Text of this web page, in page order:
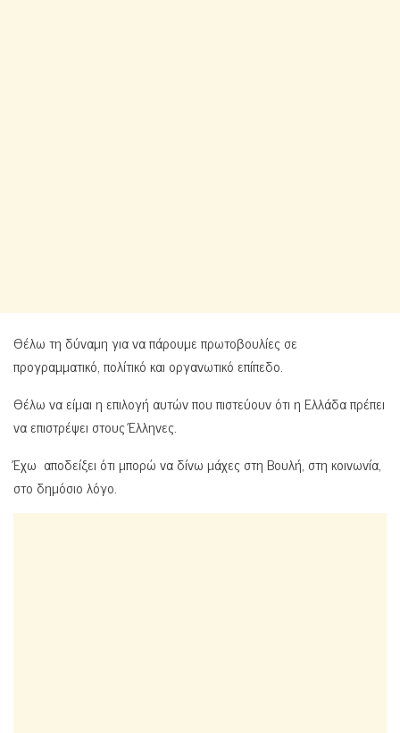
Θέλω τη δύναμη για να πάρουμε πρωτοβουλίες σε
προγραμματικό, πολίτικό και οργανωτικό επίπεδο.
Θέλω να είμαι η επιλογή αυτών που πιστεύουν ότι η Ελλάδα πρέπει
να επιστρέψει στους Έλληνες.
Έχω αποδείξει ότι μπορώ να δίνω μάχες στη Βουλή, στη κοινωνία,
στο δημόσιο λόγο.